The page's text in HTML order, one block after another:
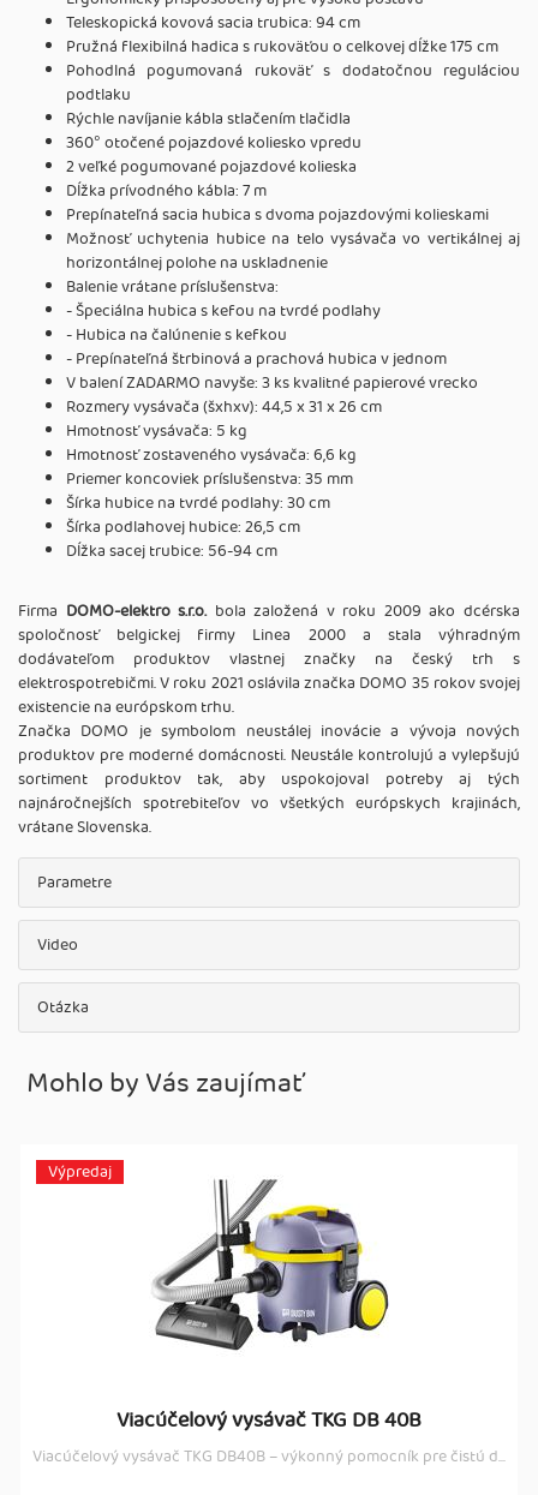
Teleskopická kovová sacia trubica: 94 cm
Pružná flexibilná hadica s rukoväťou o celkovej dĺžke 175 cm
Pohodlná pogumovaná rukoväť s dodatočnou reguláciou
podtlaku
Rýchle navíjanie kábla stlačením tlačidla
360° otočené pojazdové koliesko vpredu
2 veľké pogumované pojazdové kolieska
Dĺžka prívodného kábla: 7 m
Prepínateľná sacia hubica s dvoma pojazdovými kolieskami
Možnosť uchytenia hubice na telo vysávača vo vertikálnej aj
horizontálnej polohe na uskladnenie
Balenie vrátane príslušenstva:
- Špeciálna hubica s kefou na tvrdé podlahy
- Hubica na čalúnenie s kefkou
- Prepínateľná štrbinová a prachová hubica v jednom
V balení ZADARMO navyše: 3 ks kvalitné papierové vrecko
Rozmery vysávača (šxhxv): 44,5 x 31 x 26 cm
Hmotnosť vysávača: 5 kg
Hmotnosť zostaveného vysávača: 6,6 kg
Priemer koncoviek príslušenstva: 35 mm
Šírka hubice na tvrdé podlahy: 30 cm
Šírka podlahovej hubice: 26,5 cm
Dĺžka sacej trubice: 56-94 cm
Firma DOMO-elektro s.r.o. bola založená v roku 2009 ako dcérska
spoločnosť belgickej firmy Linea 2000 a stala výhradným
dodávateľom produktov vlastnej značky na český trh s
elektrospotrebičmi. V roku 2021 oslávila značka DOMO 35 rokov svojej
existencie na európskom trhu.
Značka DOMO je symbolom neustálej inovácie a vývoja nových
produktov pre moderné domácnosti. Neustále kontrolujú a vylepšujú
sortiment produktov tak, aby uspokojoval potreby aj tých
najnáročnejších spotrebiteľov vo všetkých európskych krajinách,
vrátane Slovenska.
Parametre
Video
Otázka
Mohlo by Vás zaujímať
Výpredaj
Viacúčelový vysávač TKG DB 40B
Viacúčelový vysávač TKG DB40B – výkonný pomocník pre čistú d...